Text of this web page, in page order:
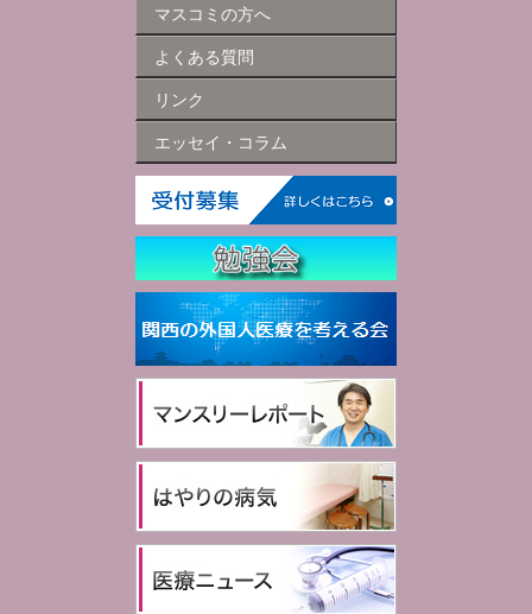
マスコミの方へ
よくある質問
リンク
エッセイ・コラム